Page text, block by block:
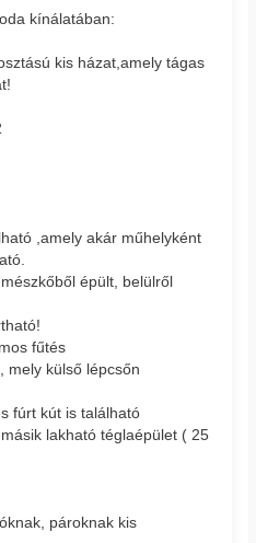
kínálatában:
kis házat,amely tágas
,amely akár műhelyként
épült, belülről
fűtés
mely külső lépcsőn
fúrt kút is található
lakható téglaépület ( 25
pároknak kis